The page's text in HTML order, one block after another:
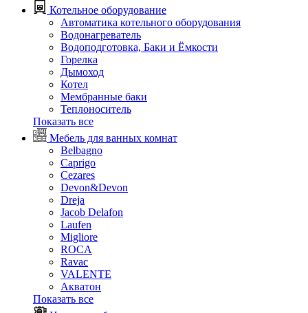
Котельное оборудование
Автоматика котельного оборудования
Водонагреватель
Водоподготовка, Баки и Ёмкости
Горелка
Дымоход
Котел
Мембранные баки
Теплоноситель
Показать все
Мебель для ванных комнат
Belbagno
Caprigo
Cezares
Devon&Devon
Dreja
Jacob Delafon
Laufen
Migliore
ROCA
Rаvac
VALENTE
Акватон
Показать все